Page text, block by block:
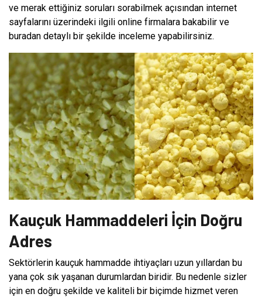
ve merak ettiğiniz soruları sorabilmek açısından internet
sayfalarını üzerindeki ilgili online firmalara bakabilir ve
buradan detaylı bir şekilde inceleme yapabilirsiniz.
Kauçuk Hammaddeleri İçin Doğru
Adres
Sektörlerin kauçuk hammadde ihtiyaçları uzun yıllardan bu
yana çok sık yaşanan durumlardan biridir. Bu nedenle sizler
için en doğru şekilde ve kaliteli bir biçimde hizmet veren